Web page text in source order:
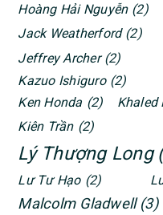
Hoàng Hải Nguyễn (2)
Jack Weatherford (2)
Jeffrey Archer (2)
Kazuo Ishiguro (2)
Ken Honda (2) Khaled
Kiên Trần (2)
Lý Thượng Long
Lư Tư Hạo (2)
Malcolm Gladwell (3)